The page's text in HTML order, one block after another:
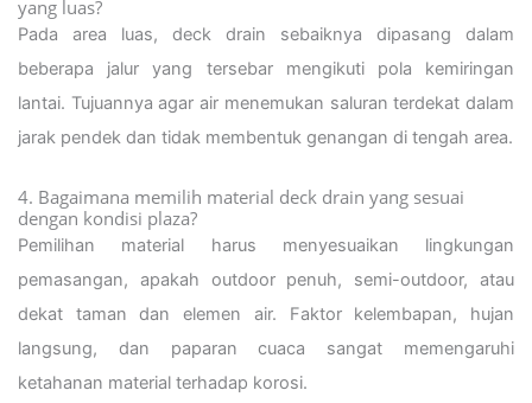
yang luas?
Pada area luas, deck drain sebaiknya dipasang dalam
beberapa jalur yang tersebar mengikuti pola kemiringan
lantai. Tujuannya agar air menemukan saluran terdekat dalam
jarak pendek dan tidak membentuk genangan di tengah area.
4. Bagaimana memilih material deck drain yang sesuai
dengan kondisi plaza?
Pemilihan material harus menyesuaikan lingkungan
pemasangan, apakah outdoor penuh, semi-outdoor, atau
dekat taman dan elemen air. Faktor kelembapan, hujan
langsung, dan paparan cuaca sangat memengaruhi
ketahanan material terhadap korosi.